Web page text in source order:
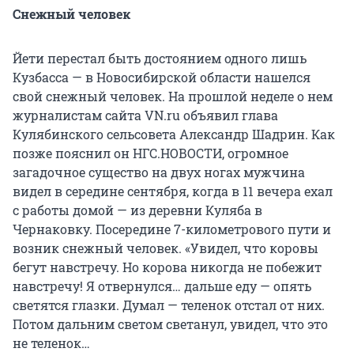
Снежный человек
Йети перестал быть достоянием одного лишь
Кузбасса — в Новосибирской области нашелся
свой снежный человек. На прошлой неделе о нем
журналистам сайта VN.ru объявил глава
Кулябинского сельсовета Александр Шадрин. Как
позже пояснил он НГС.НОВОСТИ, огромное
загадочное существо на двух ногах мужчина
видел в середине сентября, когда в 11 вечера ехал
с работы домой — из деревни Куляба в
Чернаковку. Посередине 7-километрового пути и
возник снежный человек. «Увидел, что коровы
бегут навстречу. Но корова никогда не побежит
навстречу! Я отвернулся… дальше еду — опять
светятся глазки. Думал — теленок отстал от них.
Потом дальним светом светанул, увидел, что это
не теленок…